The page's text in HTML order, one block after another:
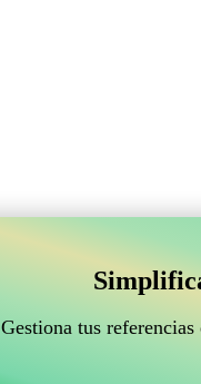
Gestiona tus